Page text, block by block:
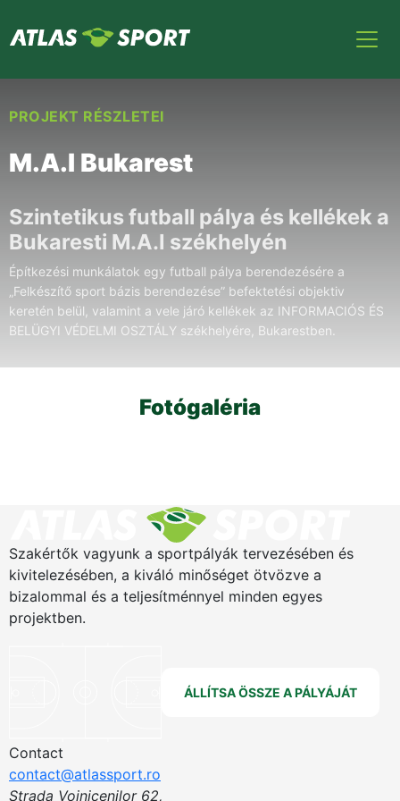
PROJEKT RÉSZLETEI
M.A.I Bukarest
Szintetikus futball pálya és kellékek a
Bukaresti M.A.I székhelyén
Építkezési munkálatok egy futball pálya berendezésére a
„Felkészítő sport bázis berendezése” befektetési objektiv
keretén belül, valamint a vele járó kellékek az INFORMACIÓS ÉS
BELÜGYI VÉDELMI OSZTÁLY székhelyére, Bukarestben.
Fotógaléria
Szakértők vagyunk a sportpályák tervezésében és
kivitelezésében, a kiváló minőséget ötvözve a
bizalommal és a teljesítménnyel minden egyes
projektben.
ÁLLÍTSA ÖSSZE A PÁLYÁJÁT
Contact
contact@atlassport.ro
Strada Voinicenilor 62,